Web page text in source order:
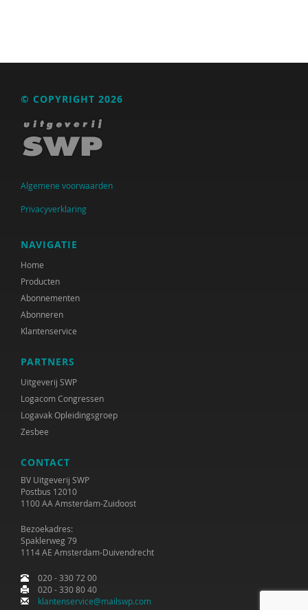
© COPYRIGHT 2026
Algemene voorwaarden
Privacyverklaring
NAVIGATIE
Home
Producten
Abonnementen
Abonneren
Klantenservice
PARTNERS
Uitgeverij SWP
Logacom Congressen
Logavak Opleidingsgroep
Zesbee
CONTACT
BV Uitgeverij SWP
Postbus 12010
1100 AA Amsterdam-Zuidoost
Bezoekadres:
Spaklerweg 79
1114 AE Amsterdam-Duivendrecht
020 - 330 72 00
020 - 330 80 40
klantenservice@mailswp.com